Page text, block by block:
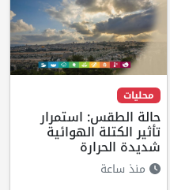
محليات
حالة الطقس: استمرار
تأثير الكتلة الهوائية
شديدة الحرارة
منذ ساعة